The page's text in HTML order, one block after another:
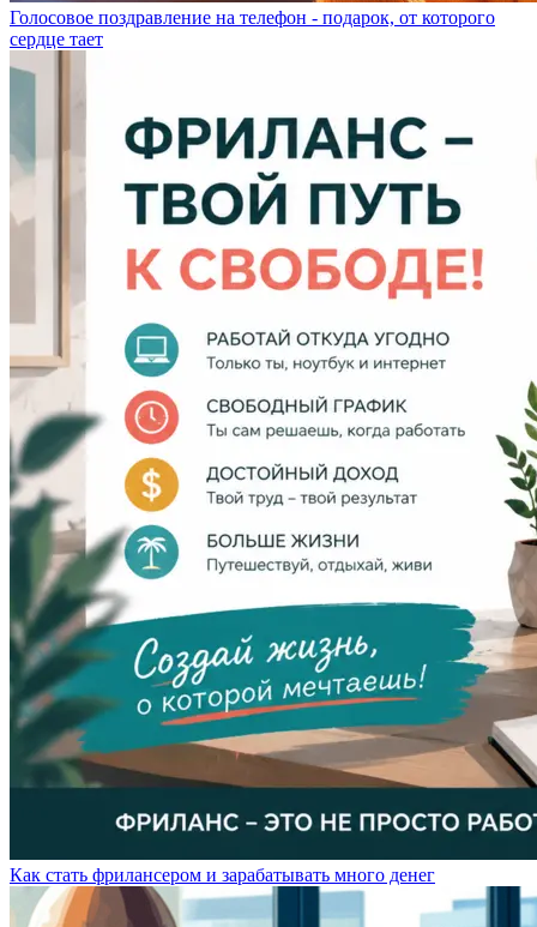
Голосовое поздравление на телефон - подарок, от которого
сердце тает
Как стать фрилансером и зарабатывать много денег